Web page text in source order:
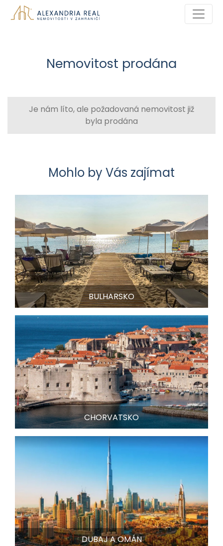
Nemovitost prodána
Je nám líto, ale požadovaná nemovitost již
byla prodána
Mohlo by Vás zajímat
BULHARSKO
CHORVATSKO
DUBAJ A OMÁN